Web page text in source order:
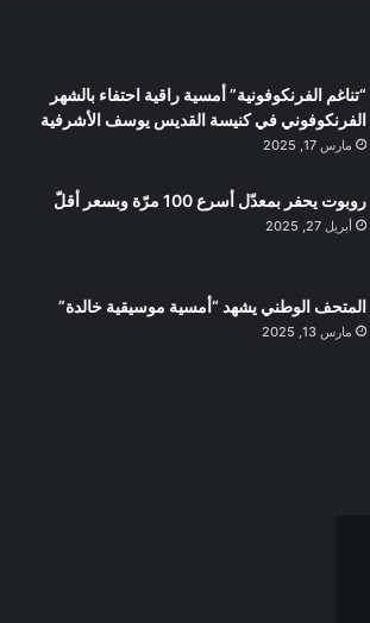
“تناغم الفرنكوفونية” أمسية راقية احتفاء بالشهر
الفرنكوفوني في كنيسة القديس يوسف الأشرفية
مارس 17, 2025
روبوت يحفر بمعدّل أسرع 100 مرّة وبسعر أقلّ
أبريل 27, 2025
المتحف الوطني يشهد “أمسية موسيقية خالدة”
مارس 13, 2025